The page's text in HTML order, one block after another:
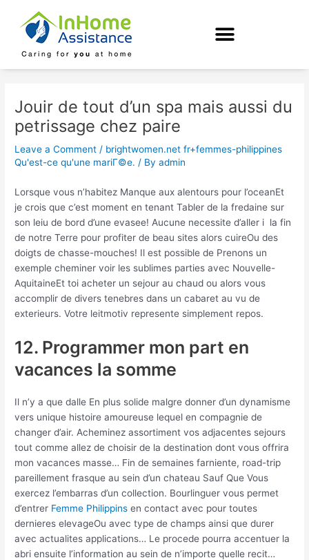
content
Jouir de tout d’un spa mais aussi du
petrissage chez paire
Leave a Comment / brightwomen.net fr+femmes-philippines
Qu'est-ce qu'une mariГ©e. / Byadmin
Lorsque vous n’habitez Manque aux alentours pour l’oceanEt
je crois que c’est moment en tenant Tabler de la fredaine sur
son leiu de bord d’une evasee! Aucune necessite d’aller i la fin
de notre Terre pour profiter de beau sites alors cuireOu des
doigts de chasse-mouches! Il est possible de Prenons un
exemple cheminer voir les sublimes parties avec Nouvelle-
AquitaineEt toi acheter un sejour au chaud ou alors vous
accomplir de divers tenebres dans un cabaret au vu de
exterieurs. Votre leitmotiv represente simplement repos.
12. Programmer mon part en
vacances la somme
Il n’y a que dalle En plus solide malgre donner d’un dynamisme
vers unique histoire amoureuse lequel en compagnie de
changer d’air. Acheminez assortiment vos adjacentes sejours
tout comme allez de choisir de la destination dont vous offrira
mon vacances masse… Fin de semaines farniente, road-trip
pareillement frasque au sein d’un chateau Sauf Que Vous
exercez l’embarras d’un collection. Bourlinguer vous permet
d’entrer Femme Philippins en contact avec pour toutes
dernieres elevageOu avec type de champs ainsi que durer
avec actualites applications… Le procede pourra accentuer la
abri ensuite l’information au sein de n’importe quelle recit…
navigation